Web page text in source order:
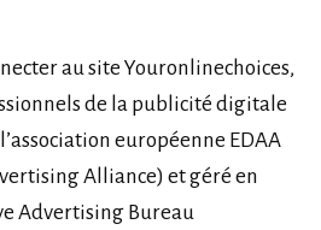
au site Youronlinechoices,
de la publicité digitale
européenne EDAA
Alliance) et géré en
Advertising Bureau